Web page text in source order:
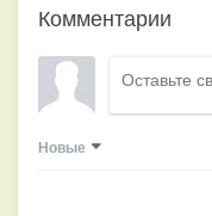
Комментарии
Новые